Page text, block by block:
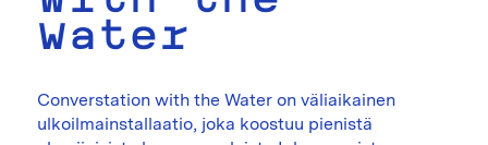
Water
Converstation with the Water on väliaikainen
ulkoilmainstallaatio, joka koostuu pienistä